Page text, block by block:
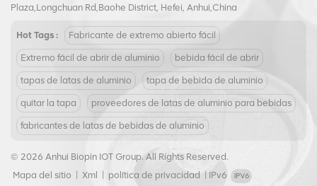
Plaza,Longchuan Rd,Baohe District, Hefei, Anhui,China
Hot Tags : Fabricante de extremo abierto fácil
Extremo fácil de abrir de aluminio bebida fácil de abrir
tapas de latas de aluminio tapa de bebida de aluminio
quitar la tapa proveedores de latas de aluminio para bebidas
fabricantes de latas de bebidas de aluminio
© 2026 Anhui Biopin IOT Group. All Rights Reserved.
Mapa del sitio
Xml política de privacidad IPv6